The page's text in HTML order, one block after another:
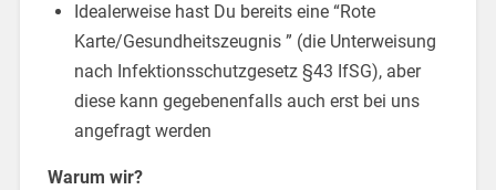
Idealerweise hast Du bereits eine “Rote
Karte/Gesundheitszeugnis ” (die Unterweisung
nach Infektionsschutzgesetz §43 IfSG), aber
diese kann gegebenenfalls auch erst bei uns
angefragt werden
Warum wir?